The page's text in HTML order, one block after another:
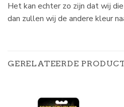
Het kan echter zo zijn dat wij
dan zullen wij de andere kleur
GERELATEERDE